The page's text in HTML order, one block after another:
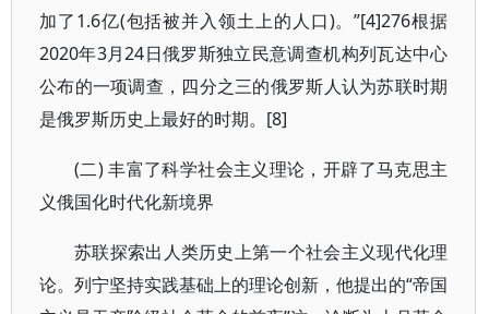
加了1.6亿(包括被并入领土上的人口)。”[4]276根据
2020年3月24日俄罗斯独立民意调查机构列瓦达中心
公布的一项调查，四分之三的俄罗斯人认为苏联时期
是俄罗斯历史上最好的时期。[8]
(二) 丰富了科学社会主义理论，开辟了马克思主
义俄国化时代化新境界
苏联探索出人类历史上第一个社会主义现代化理
论。列宁坚持实践基础上的理论创新，他提出的“帝国